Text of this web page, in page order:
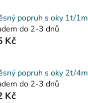
popruh s oky 1t/1m
do 2-3 dnů
Kč
popruh s oky 2t/4m
do 2-3 dnů
Kč